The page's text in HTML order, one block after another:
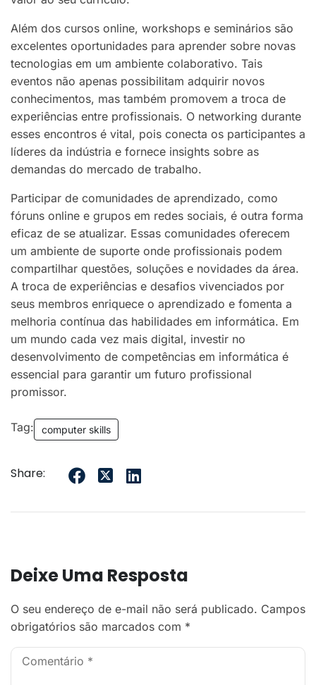
Além dos cursos online, workshops e seminários são
excelentes oportunidades para aprender sobre novas
tecnologias em um ambiente colaborativo. Tais
eventos não apenas possibilitam adquirir novos
conhecimentos, mas também promovem a troca de
experiências entre profissionais. O networking durante
esses encontros é vital, pois conecta os participantes a
líderes da indústria e fornece insights sobre as
demandas do mercado de trabalho.
Participar de comunidades de aprendizado, como
fóruns online e grupos em redes sociais, é outra forma
eficaz de se atualizar. Essas comunidades oferecem
um ambiente de suporte onde profissionais podem
compartilhar questões, soluções e novidades da área.
A troca de experiências e desafios vivenciados por
seus membros enriquece o aprendizado e fomenta a
melhoria contínua das habilidades em informática. Em
um mundo cada vez mais digital, investir no
desenvolvimento de competências em informática é
essencial para garantir um futuro profissional
promissor.
Tag: computer skills
Share:
Deixe Uma Resposta
O seu endereço de e-mail não será publicado. Campos
obrigatórios são marcados com *